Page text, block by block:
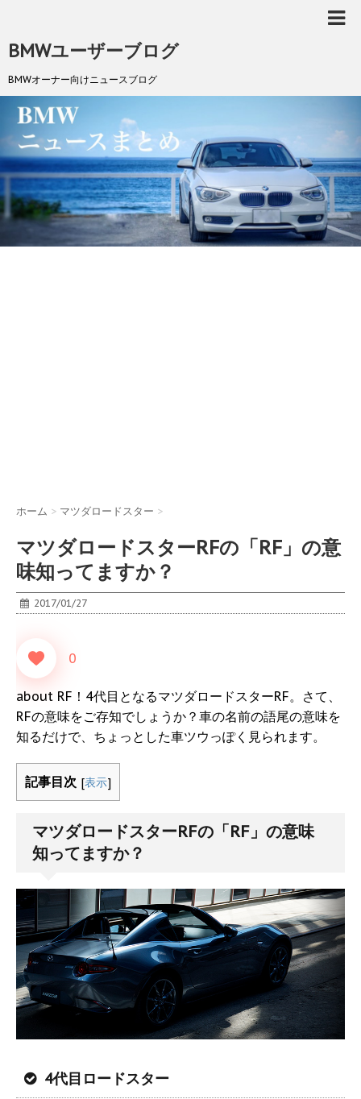
BMWユーザーブログ
BMWオーナー向けニュースブログ
ホーム > マツダロードスター >
マツダロードスターRFの「RF」の意
味知ってますか？
2017/01/27
0
about RF！4代目となるマツダロードスターRF。さて、
RFの意味をご存知でしょうか？車の名前の語尾の意味を
知るだけで、ちょっとした車ツウっぽく見られます。
記事目次 [表示]
マツダロードスターRFの「RF」の意味
知ってますか？
4代目ロードスター